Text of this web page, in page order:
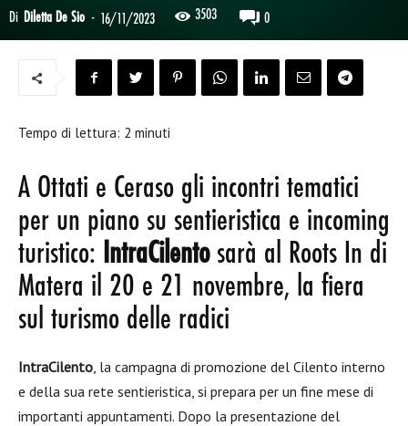
Di Diletta De Sio - 16/11/2023 3503 0
Tempo di lettura: 2 minuti
A Ottati e Ceraso gli incontri tematici
per un piano su sentieristica e incoming
turistico: IntraCilentosarà al Roots In di
Matera il 20 e 21 novembre, la fiera
sul turismo delle radici
IntraCilento, la campagna di promozione del Cilento interno
e della sua rete sentieristica, si prepara per un fine mese di
importanti appuntamenti. Dopo la presentazione del